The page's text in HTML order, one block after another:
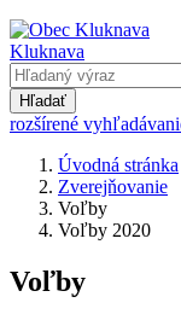
Kluknava
Hľadať
rozšírené
Úvodná stránka
Zverejňovanie
Voľby
Voľby 2020
Voľby